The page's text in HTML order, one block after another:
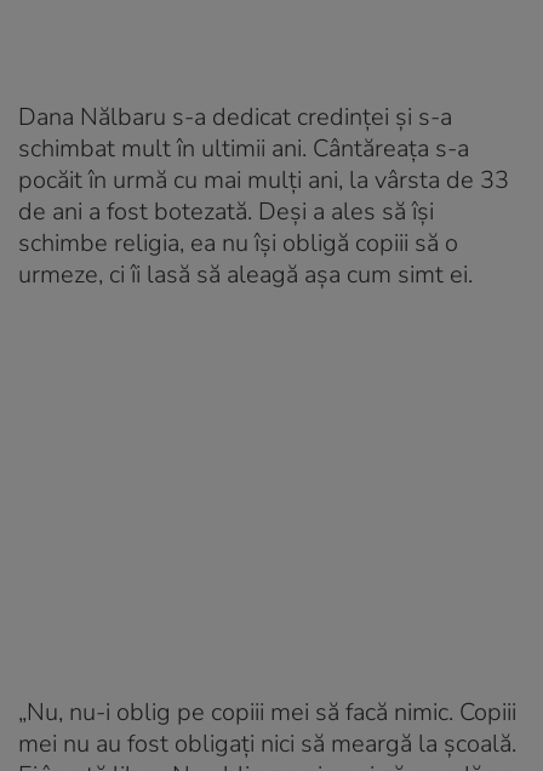
Dana Nălbaru s-a dedicat credinței și s-a
schimbat mult în ultimii ani. Cântăreața s-a
pocăit în urmă cu mai mulți ani, la vârsta de 33
de ani a fost botezată. Deși a ales să își
schimbe religia, ea nu își obligă copiii să o
urmeze, ci îi lasă să aleagă așa cum simt ei.
„Nu, nu-i oblig pe copiii mei să facă nimic. Copiii
mei nu au fost obligați nici să meargă la școală.